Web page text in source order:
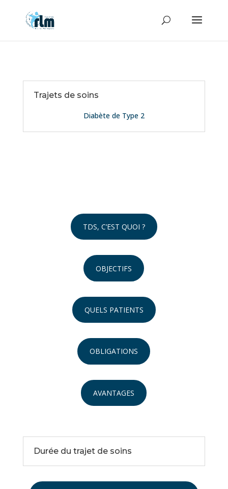
Trajets de soins
Diabète de Type 2
TDS, C’EST QUOI ?
OBJECTIFS
QUELS PATIENTS
OBLIGATIONS
AVANTAGES
Durée du trajet de soins